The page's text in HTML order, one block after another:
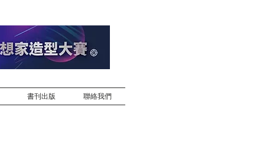
書刊出版 聯絡我們